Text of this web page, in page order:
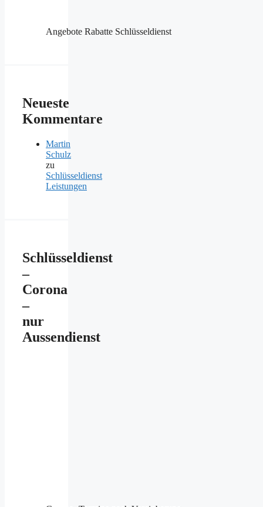
Angebote Rabatte Schlüsseldienst
Neueste
Kommentare
Martin
Schulz
zu
Schlüsseldienst
Leistungen
Schlüsseldienst
–
Corona
–
nur
Aussendienst